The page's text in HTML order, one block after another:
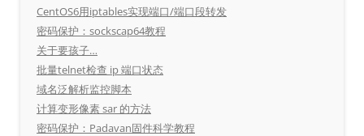
CentOS6用iptables实现端口/端口段转发
密码保护：sockscap64教程
关于要孩子…
批量telnet检查 ip 端口状态
域名泛解析监控脚本
计算变形像素 sar 的方法
密码保护：Padavan固件科学教程